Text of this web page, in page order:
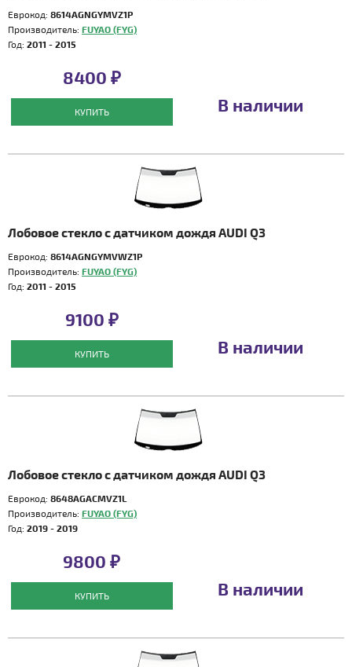
Еврокод: 8614AGNGYMVZ1P
Производитель: FUYAO (FYG)
Год: 2011 - 2015
8400 ₽
КУПИТЬ В наличии
Лобовое стекло с датчиком дождя AUDI Q3
Еврокод: 8614AGNGYMVWZ1P
Производитель: FUYAO (FYG)
Год: 2011 - 2015
9100 ₽
КУПИТЬ В наличии
Лобовое стекло с датчиком дождя AUDI Q3
Еврокод: 8648AGACMVZ1L
Производитель: FUYAO (FYG)
Год: 2019 - 2019
9800 ₽
КУПИТЬ В наличии